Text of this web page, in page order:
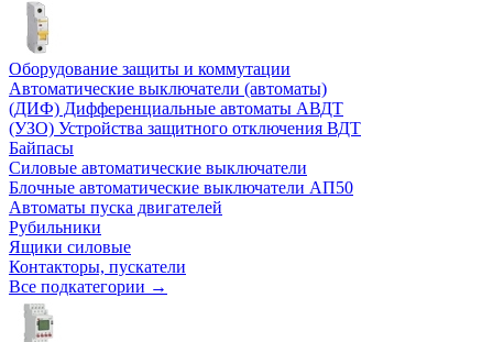
Оборудование защиты и коммутации
Автоматические выключатели (автоматы)
(ДИФ) Дифференциальные автоматы АВДТ
(УЗО) Устройства защитного отключения ВДТ
Байпасы
Силовые автоматические выключатели
Блочные автоматические выключатели АП50
Автоматы пуска двигателей
Рубильники
Ящики силовые
Контакторы, пускатели
Все подкатегории →